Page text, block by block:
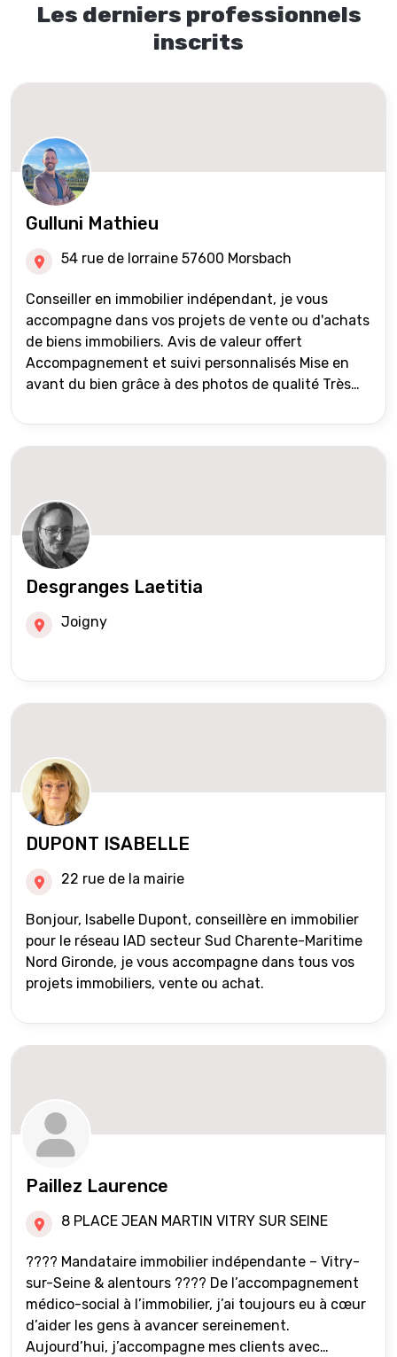
Les derniers professionnels
inscrits
Gulluni Mathieu
54 rue de lorraine 57600 Morsbach
Conseiller en immobilier indépendant, je vous
accompagne dans vos projets de vente ou d'achats
de biens immobiliers. Avis de valeur offert
Accompagnement et suivi personnalisés Mise en
avant du bien grâce à des photos de qualité Très
international) Validation du financement des
acquéreurs auprès de partenaires financiers
réseau Iad France et Iad Deutschland Inter agence
Desgranges Laetitia
Joigny
DUPONT ISABELLE
22 rue de la mairie
Bonjour, Isabelle Dupont, conseillère en immobilier
pour le réseau IAD secteur Sud Charente-Maritime
Nord Gironde, je vous accompagne dans tous vos
projets immobiliers, vente ou achat.
Paillez Laurence
8 PLACE JEAN MARTIN VITRY SUR SEINE
???? Mandataire immobilier indépendante – Vitry-
sur-Seine & alentours ???? De l’accompagnement
médico-social à l’immobilier, j’ai toujours eu à cœur
d’aider les gens à avancer sereinement.
Aujourd’hui, j’accompagne mes clients avec